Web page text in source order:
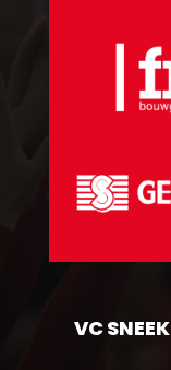
VC SNEEK